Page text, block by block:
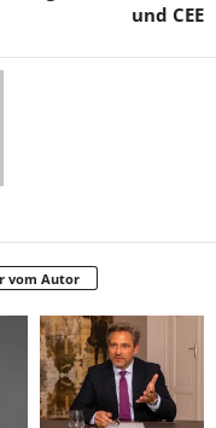
und CEE
vom Autor